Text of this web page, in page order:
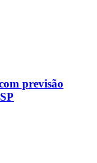
previsão